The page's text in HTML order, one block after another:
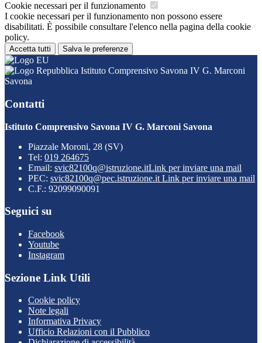
Cookie necessari per il funzionamento
I cookie necessari per il funzionamento non possono essere
disabilitati. È possibile consultare l'elenco nella pagina della cookie
policy.
Accetta tutti Salva le preferenze
Istituto Comprensivo Savona IV G. Marconi
Savona
Contatti
Istituto Comprensivo Savona IV G. Marconi Savona
Piazzale Moroni, 28 (SV)
Tel: 019 264675
Email: svic82100q@istruzione.itLink per inviare una mail
PEC: svic82100q@pec.istruzione.it Link per inviare una mail
C.F.: 92099090091
Seguici su
Facebook
Youtube
Instagram
Sezione Link Utili
Cookie policy
Note legali
Informativa Privacy
Ufficio Relazioni con il Pubblico